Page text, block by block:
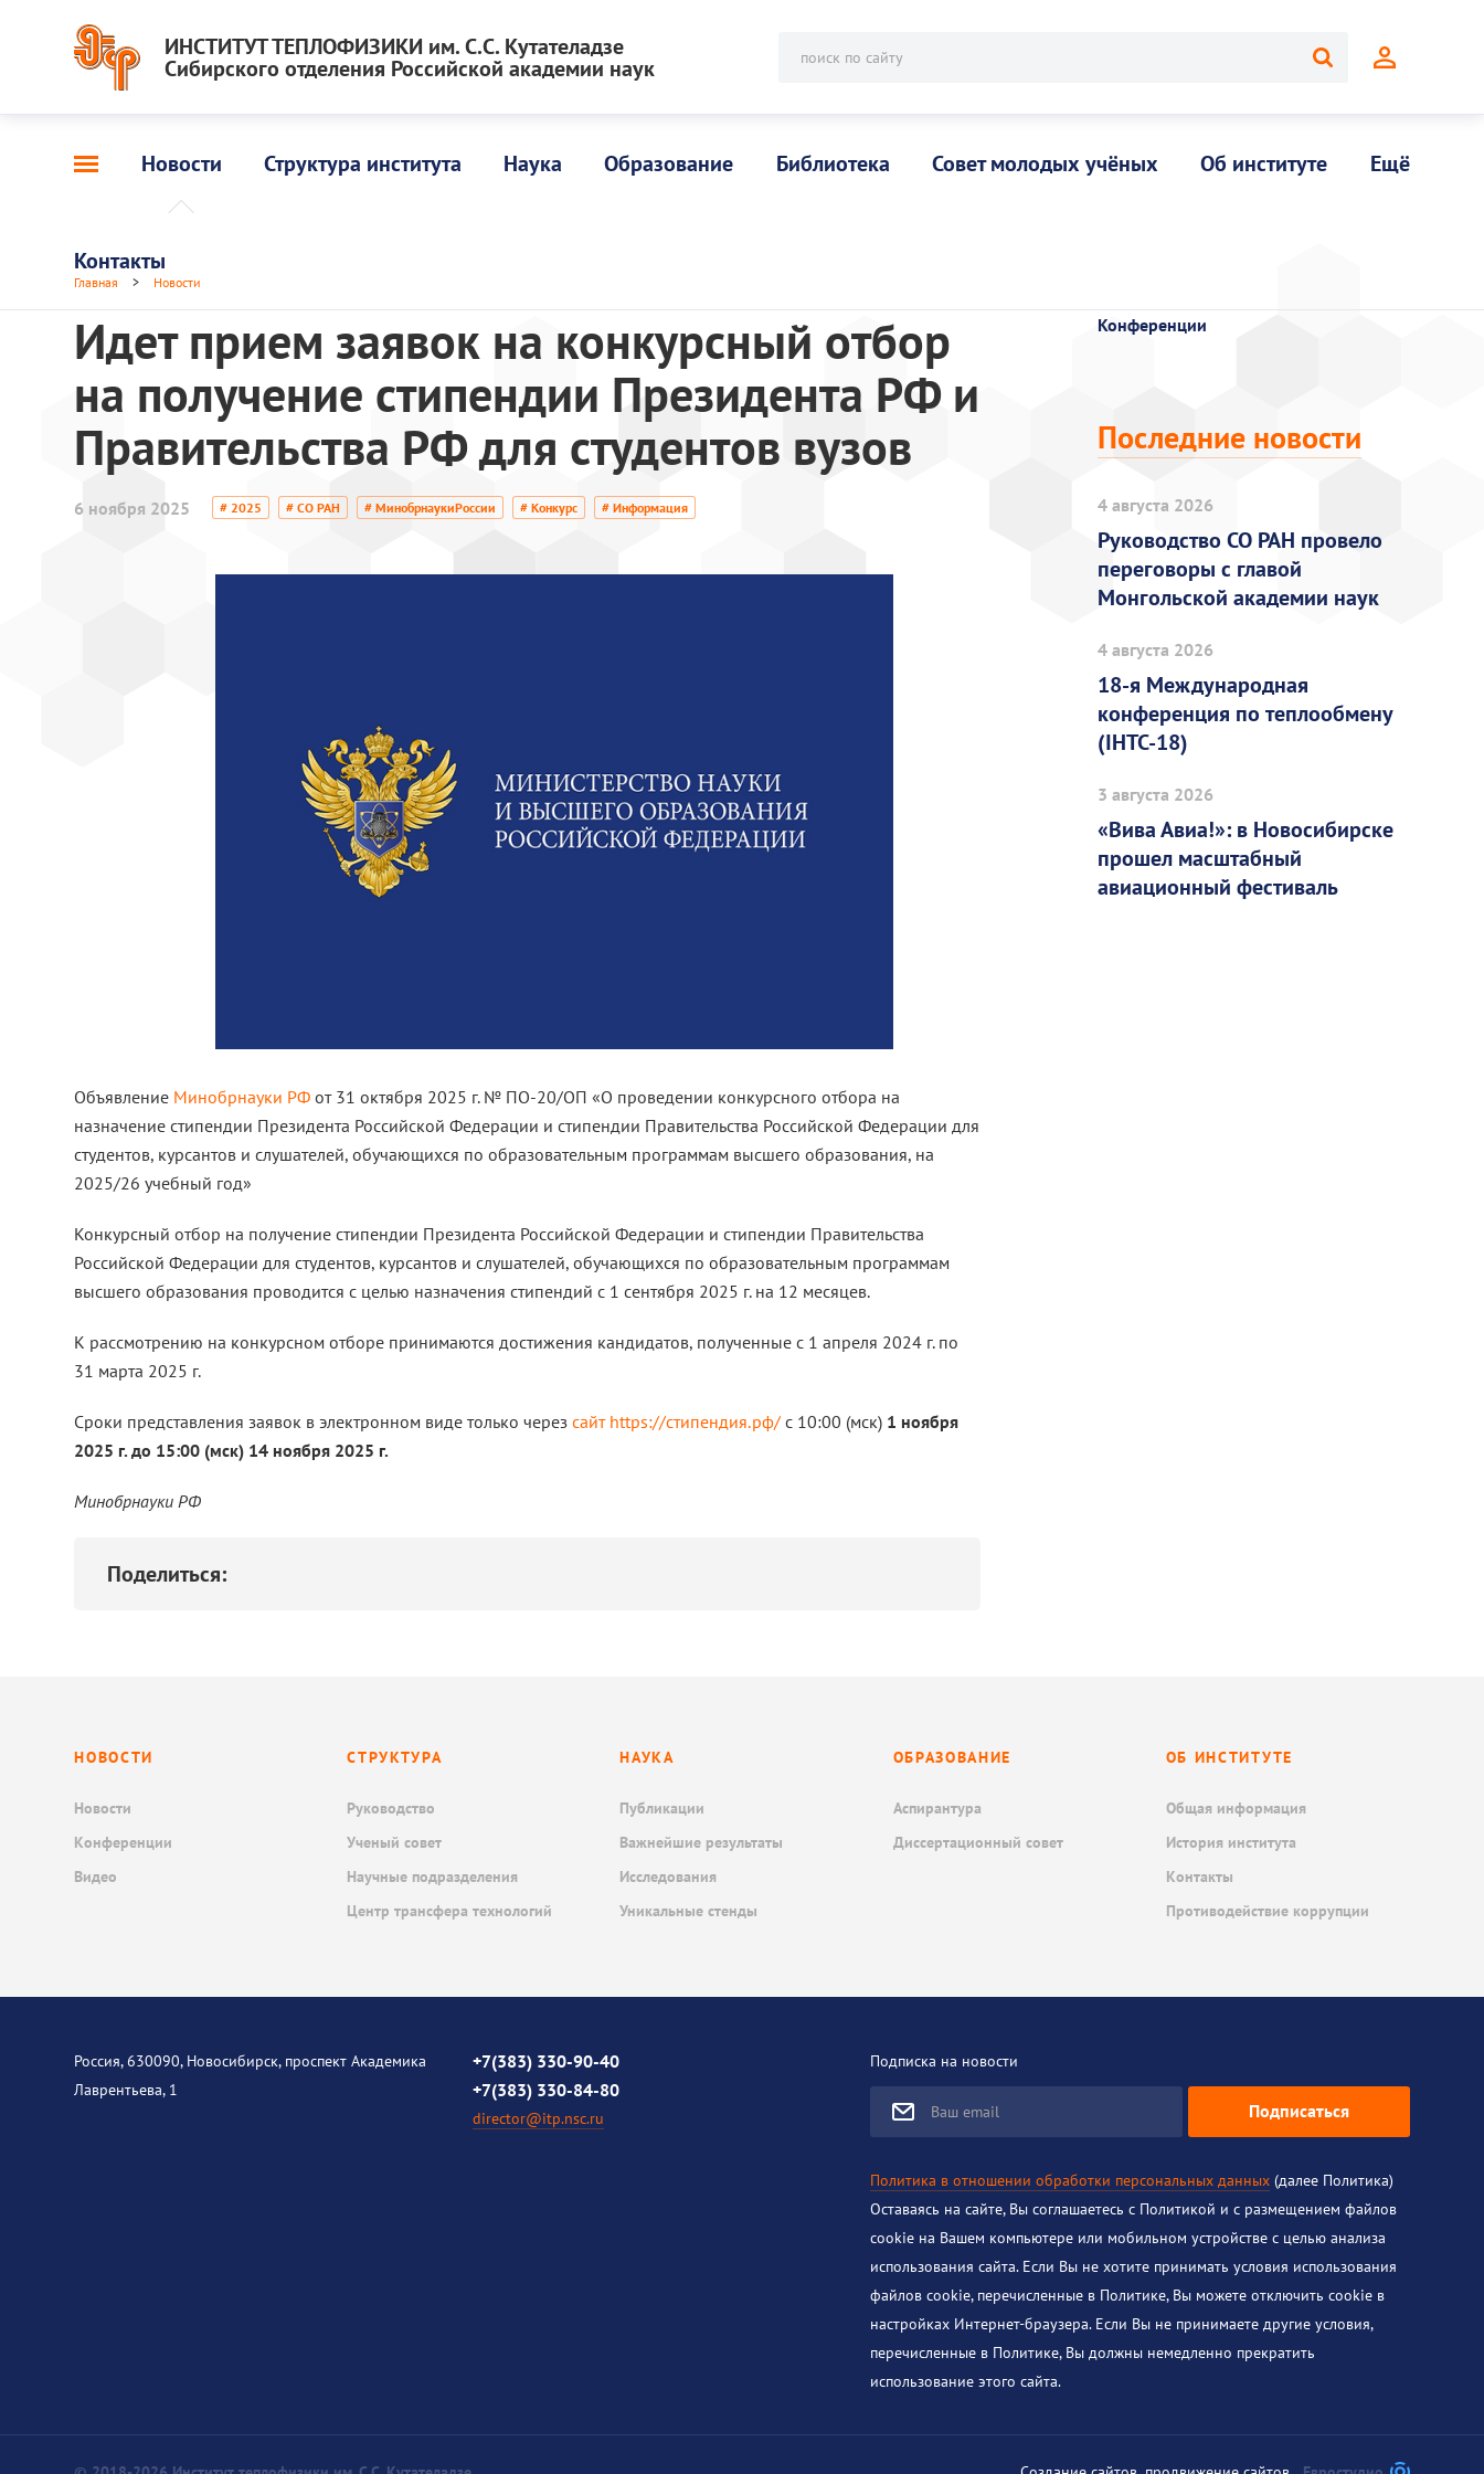
ИНСТИТУТ ТЕПЛОФИЗИКИ им. С.С. Кутателадзе
Сибирского отделения Российской академии наук поиск по сайту
Новости Структура института Наука Образование Библиотека Совет молодых учёных Об институте Ещё
Контакты
Главная > Новости
Идет прием заявок на конкурсный отбор
на получение стипендии Президента РФ и
Правительства РФ для студентов вузов
6 ноября 2025 # 2025 # СО РАН # МинобрнаукиРоссии # Конкурс # Информация
Объявление Минобрнауки РФ от 31 октября 2025 г. № ПО-20/ОП «О проведении конкурсного отбора на
назначение стипендии Президента Российской Федерации и стипендии Правительства Российской Федерации для
студентов, курсантов и слушателей, обучающихся по образовательным программам высшего образования, на
2025/26 учебный год»
Конкурсный отбор на получение стипендии Президента Российской Федерации и стипендии Правительства
Российской Федерации для студентов, курсантов и слушателей, обучающихся по образовательным программам
высшего образования проводится с целью назначения стипендий с 1 сентября 2025 г. на 12 месяцев.
К рассмотрению на конкурсном отборе принимаются достижения кандидатов, полученные с 1 апреля 2024 г. по
31 марта 2025 г.
Сроки представления заявок в электронном виде только черезсайт https://стипендия.рф/ с 10:00 (мск) 1 ноября
2025 г. до 15:00 (мск) 14 ноября 2025 г.
Минобрнауки РФ
Поделиться:
Конференции
Последние новости
4 августа 2026
Руководство СО РАН провело
переговоры с главой
Монгольской академии наук
4 августа 2026
18-я Международная
конференция по теплообмену
(IHTC-18)
3 августа 2026
«Вива Авиа!»: в Новосибирске
прошел масштабный
авиационный фестиваль
НОВОСТИ
Новости
Конференции
Видео
СТРУКТУРА
Руководство
Ученый совет
Научные подразделения
Центр трансфера технологий
НАУКА
Публикации
Важнейшие результаты
Исследования
Уникальные стенды
ОБРАЗОВАНИЕ
Аспирантура
Диссертационный совет
ОБ ИНСТИТУТЕ
Общая информация
История института
Контакты
Противодействие коррупции
Россия, 630090, Новосибирск, проспект Академика
Лаврентьева, 1
+7(383) 330-90-40
+7(383) 330-84-80
director@itp.nsc.ru
Подписка на новости
Ваш email Подписаться
Политика в отношении обработки персональных данных(далее Политика)
Оставаясь на сайте, Вы соглашаетесь с Политикой и с размещением файлов
cookie на Вашем компьютере или мобильном устройстве с целью анализа
использования сайта. Если Вы не хотите принимать условия использования
файлов cookie, перечисленные в Политике, Вы можете отключить cookie в
настройках Интернет-браузера. Если Вы не принимаете другие условия,
перечисленные в Политике, Вы должны немедленно прекратить
использование этого сайта.